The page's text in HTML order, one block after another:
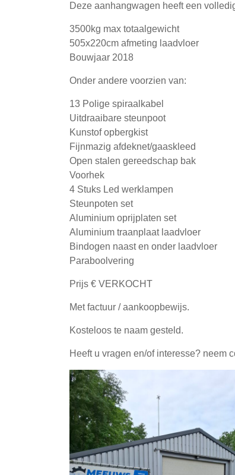
Deze aanhangwagen heeft een
3500kg max totaalgewicht
505x220cm afmeting laadvloer
Bouwjaar 2018
Onder andere voorzien van:
13 Polige spiraalkabel
Uitdraaibare steunpoot
Kunstof opbergkist
Fijnmazig afdeknet/gaaskleed
Open stalen gereedschap bak
Voorhek
4 Stuks Led werklampen
Steunpoten set
Aluminium oprijplaten set
Aluminium traanplaat laadvloer
Bindogen naast en onder laadvloer
Paraboolvering
Prijs € VERKOCHT
Met factuur / aankoopbewijs.
Kosteloos te naam gesteld.
Heeft u vragen en/of interesse? neem